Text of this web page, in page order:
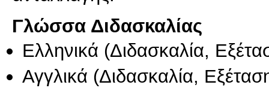
Γλώσσα Διδασκαλίας
Ελληνικά (Διδασκαλία,
Αγγλικά (Διδασκαλία,